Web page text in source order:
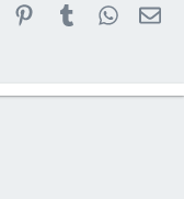
PinterestTumblr